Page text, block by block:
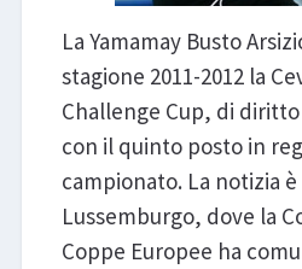
La Yamamay Busto
stagione 2011-2012 la
Challenge Cup, di
con il quinto posto in
campionato. La notizia
Lussemburgo, dove la
Coppe Europee ha